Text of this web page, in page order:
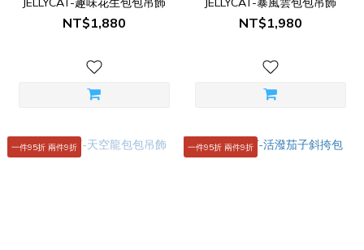
NT$1,880 NT$1,980
一件95折 兩件9折 一件95折 兩件9折